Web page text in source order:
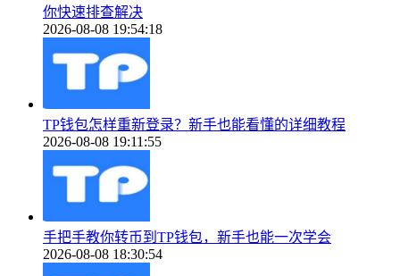
你快速排查解决
2026-08-08 19:54:18
TP钱包怎样重新登录？新手也能看懂的详细教程
2026-08-08 19:11:55
手把手教你转币到TP钱包，新手也能一次学会
2026-08-08 18:30:54